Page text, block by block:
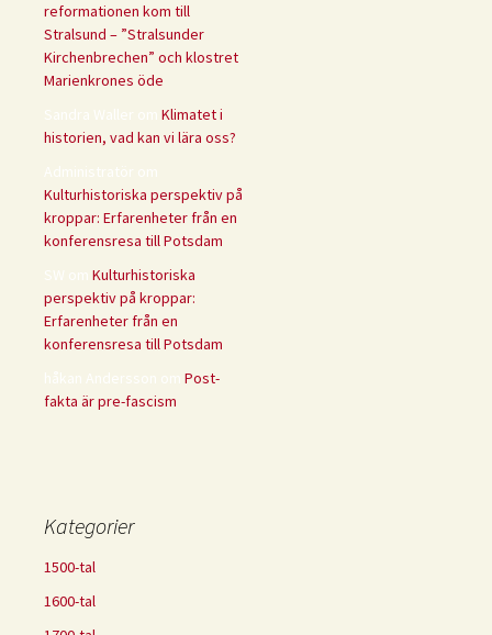
reformationen kom till
Stralsund – ”Stralsunder
Kirchenbrechen” och klostret
Marienkrones öde
Sandra Waller om Klimatet i
historien, vad kan vi lära oss?
Administratör om
Kulturhistoriska perspektiv på
kroppar: Erfarenheter från en
konferensresa till Potsdam
SW om Kulturhistoriska
perspektiv på kroppar:
Erfarenheter från en
konferensresa till Potsdam
håkan Andersson om Post-
fakta är pre-fascism
Kategorier
1500-tal
1600-tal